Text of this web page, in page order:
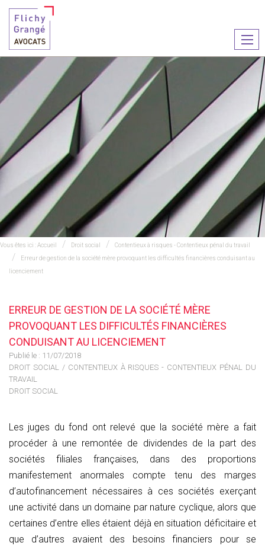
le
Vous êtes ici :Accueil Droit social
Contentieux à risques - Contentieux pénal du travail
Erreur de gestion de la société mère provoquant les difficultés financières conduisant au
licenciement
ERREUR DE GESTION DE LA SOCIÉTÉ MÈRE
PROVOQUANT LES DIFFICULTÉS FINANCIÈRES
CONDUISANT AU LICENCIEMENT
Publié le : 11/07/2018
DROIT SOCIAL/ CONTENTIEUX À RISQUES - CONTENTIEUX PÉNAL DU
TRAVAIL
DROIT SOCIAL
Les juges du fond ont relevé que la société mère a fait
procéder à une remontée de dividendes de la part des
sociétés filiales françaises, dans des proportions
manifestement anormales compte tenu des marges
d’autofinancement nécessaires à ces sociétés exerçant
une activité dans un domaine par nature cyclique, alors que
certaines d’entre elles étaient déjà en situation déficitaire et
que d’autres avaient des besoins financiers pour se